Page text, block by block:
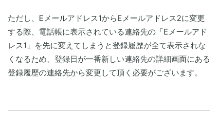
ただし、Eメールアドレス1からEメールアドレス2に変更
する際、電話帳に表示されている連絡先の「Eメールアド
レス1」を先に変えてしまうと登録履歴が全て表示されな
くなるため、登録日が一番新しい連絡先の詳細画面にある
登録履歴の連絡先から変更して頂く必要がございます。